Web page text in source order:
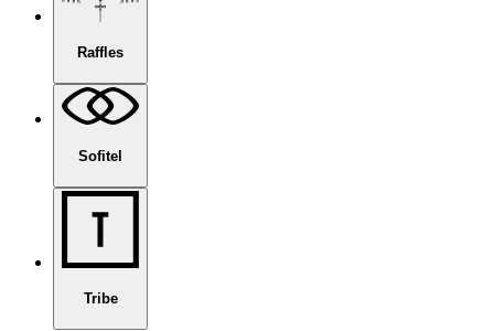
Raffles
Sofitel
Tribe